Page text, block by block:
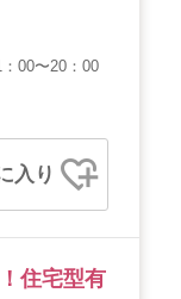
00〜20：00
入り
住宅型有